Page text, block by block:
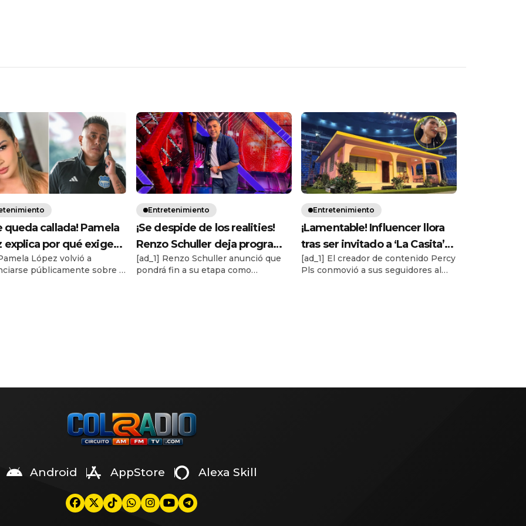
queda callada! Pamela
explica por qué exige
a Christian Cueva
López volvió a
públicamente sobre la
Entretenimiento
¡Se despide de los realities!
Renzo Schuller deja programa
y anuncia su salida definitiva
de la conducción
[ad_1] Renzo Schuller anunció que
pondrá fin a su etapa como
Entretenimiento
¡Lamentable! Influencer llora
tras ser invitado a ‘La Casita’
de Bad Bunny, pero no podrá
asistir
[ad_1] El creador de contenido Percy
Pls conmovió a sus seguidores al
Android AppStore Alexa Skill